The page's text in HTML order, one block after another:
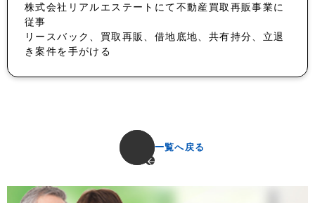
株式会社リアルエステートにて不動産買取再販事業に
従事
リースバック、買取再販、借地底地、共有持分、立退
き案件を手がける
一覧へ戻る